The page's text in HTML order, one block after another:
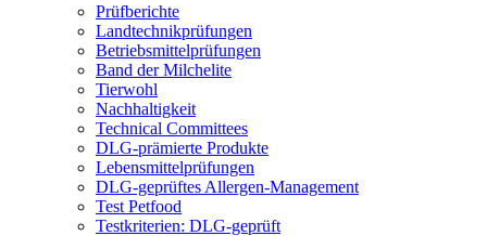
Prüfberichte
Landtechnikprüfungen
Betriebsmittelprüfungen
Band der Milchelite
Tierwohl
Nachhaltigkeit
Technical Committees
DLG-prämierte Produkte
Lebensmittelprüfungen
DLG-geprüftes Allergen-Management
Test Petfood
Testkriterien: DLG-geprüft